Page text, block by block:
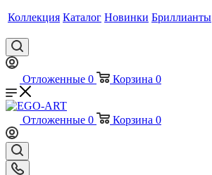
Коллекция Каталог Новинки Бриллианты
Отложенные 0 Корзина 0
Отложенные 0 Корзина 0